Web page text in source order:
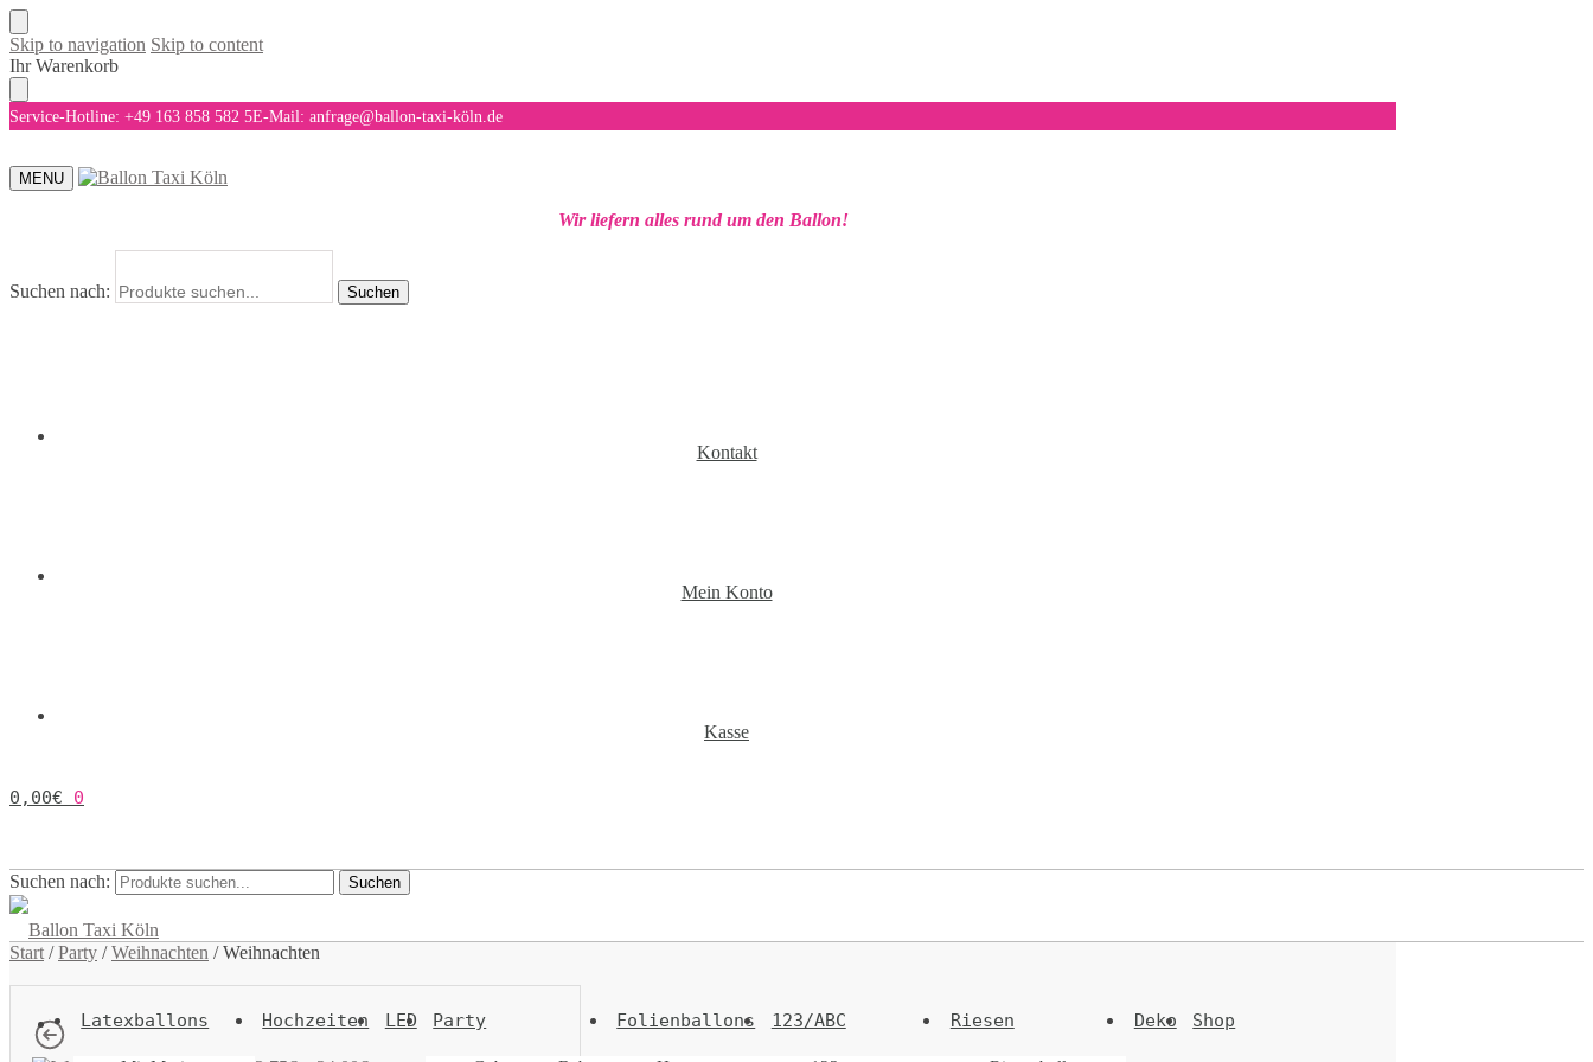
Skip to navigation Skip to content
Ihr Warenkorb
Service-Hotline: +49 163 858 582 5E-Mail: anfrage@ballon-taxi-köln.de
MENU
Wir liefern alles rund um den Ballon!
Suchen nach: Suchen
Kontakt
Mein Konto
Kasse
0,00€ 0
Suchen nach: Suchen
Latexballons Hochzeiten LED Party Folienballons 123/ABC Riesen Deko Shop
Start /Party /Weihnachten /Weihnachten